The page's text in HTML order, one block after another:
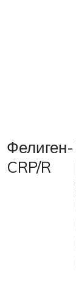
Фелиген-
CRP/R